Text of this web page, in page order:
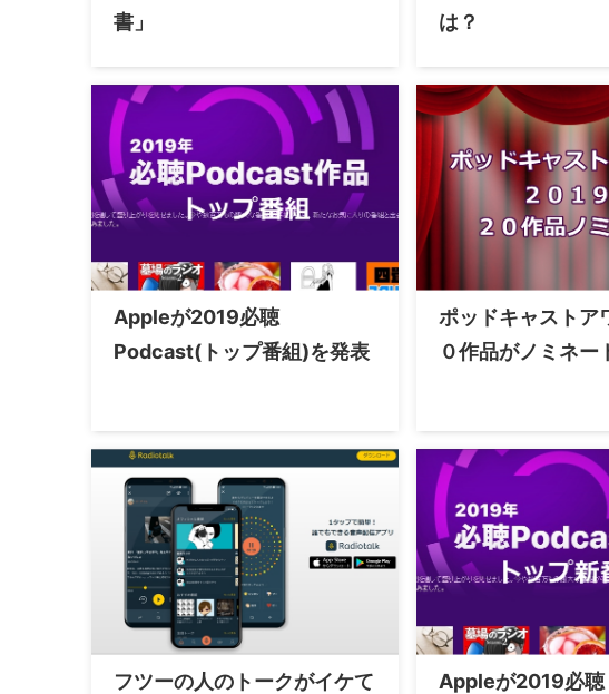
書」
は？
Appleが2019必聴
Podcast(トップ番組)を発表
ポッドキャストア
０作品がノミネー
フツーの人のトークがイケて Appleが2019必聴